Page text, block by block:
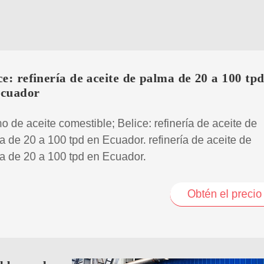
refinería de aceite de palma de 20 a 100 tpd
de aceite comestible; Belice: refinería de aceite de
de 20 a 100 tpd en Ecuador. refinería de aceite de
de 20 a 100 tpd en Ecuador.
Obtén el precio